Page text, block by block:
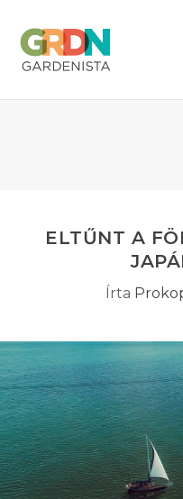
ELTŰNT A
Írta